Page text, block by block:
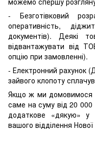
- Безготівковий
оперативність,
документів). Деякі
відвантажувати від
опцію при замовленні).
- Електронний рахунок
зайвого клопоту
Якщо ж ми домовимося
саме на суму від 20
додаткове «дякую» у
вашого відділення